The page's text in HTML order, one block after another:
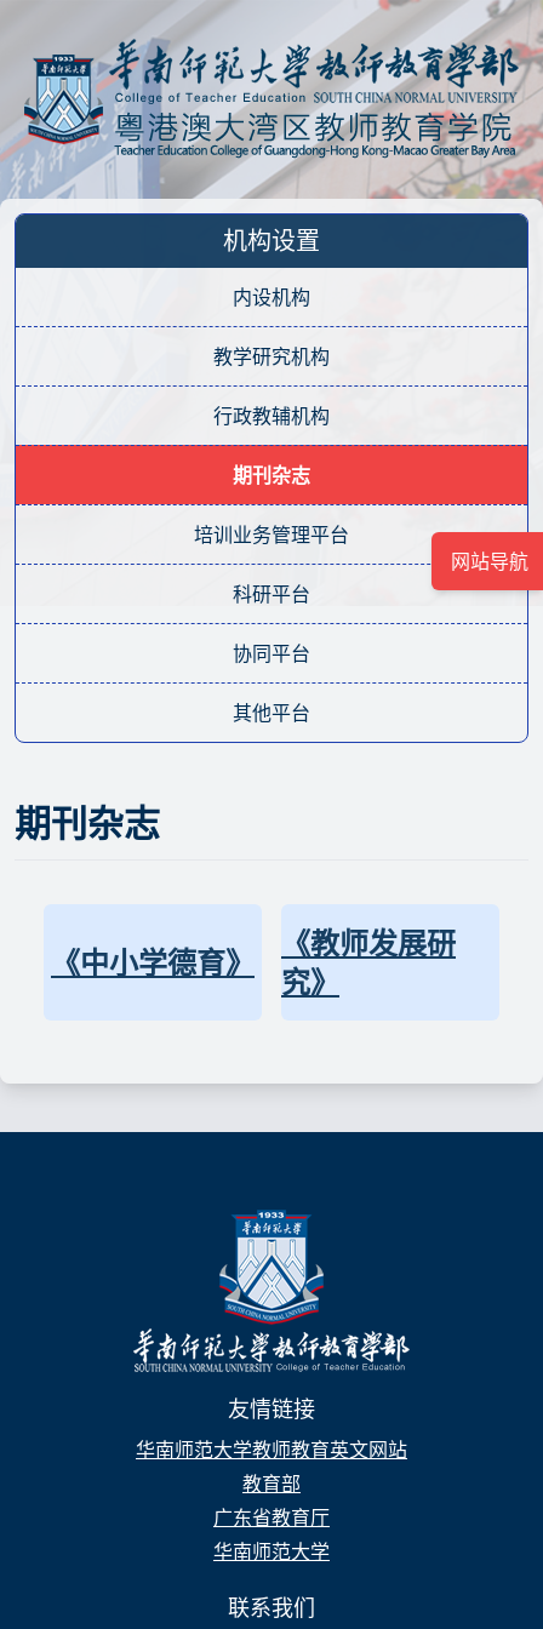
网站导航
机构设置
内设机构
教学研究机构
行政教辅机构
期刊杂志
培训业务管理平台
科研平台
协同平台
其他平台
期刊杂志
《中小学德育》
《教师发展研
究》
友情链接
华南师范大学教师教育英文网站
教育部
广东省教育厅
华南师范大学
联系我们